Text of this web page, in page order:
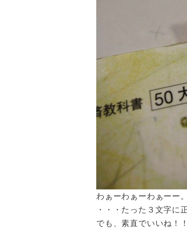
わぁーわぁーわぁーー
・・・たった３文字
でも、素直でいいね！